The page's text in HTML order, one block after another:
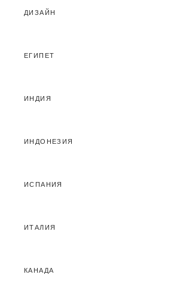
ДИЗАЙН
ЕГИПЕТ
ИНДИЯ
ИНДОНЕЗИЯ
ИСПАНИЯ
ИТАЛИЯ
КАНАДА